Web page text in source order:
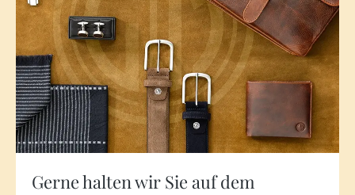
Gerne halten wir Sie auf dem